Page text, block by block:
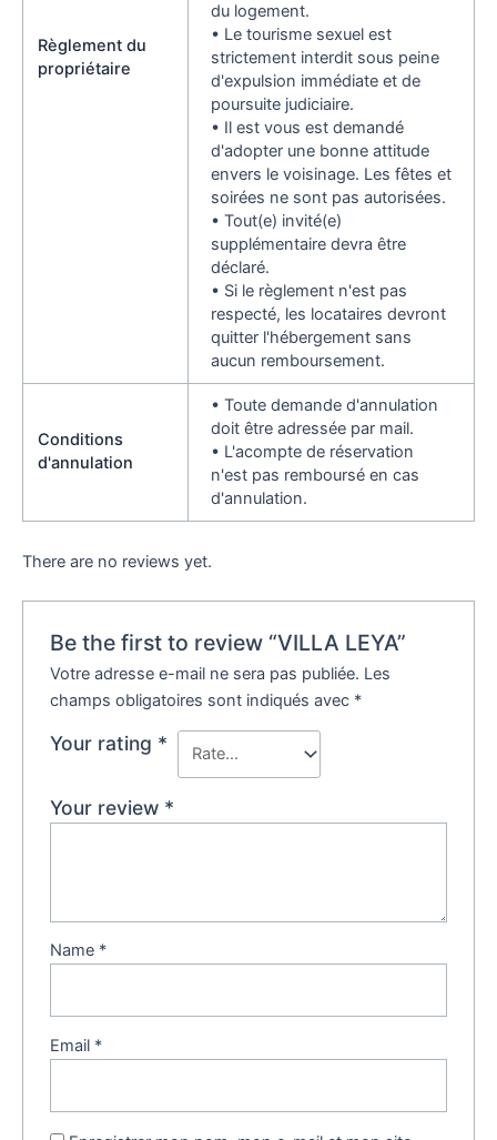
Règlement du
propriétaire
du logement.
• Le tourisme sexuel est
strictement interdit sous peine
d'expulsion immédiate et de
poursuite judiciaire.
• Il est vous est demandé
d'adopter une bonne attitude
envers le voisinage. Les fêtes et
soirées ne sont pas autorisées.
• Tout(e) invité(e)
supplémentaire devra être
déclaré.
• Si le règlement n'est pas
respecté, les locataires devront
quitter l'hébergement sans
aucun remboursement.
Conditions
d'annulation
• Toute demande d'annulation
doit être adressée par mail.
• L'acompte de réservation
n'est pas remboursé en cas
d'annulation.
There are no reviews yet.
Be the first to review “VILLA LEYA”
Votre adresse e-mail ne sera pas publiée. Les
champs obligatoires sont indiqués avec *
Your rating *
Your review *
Name *
Email *